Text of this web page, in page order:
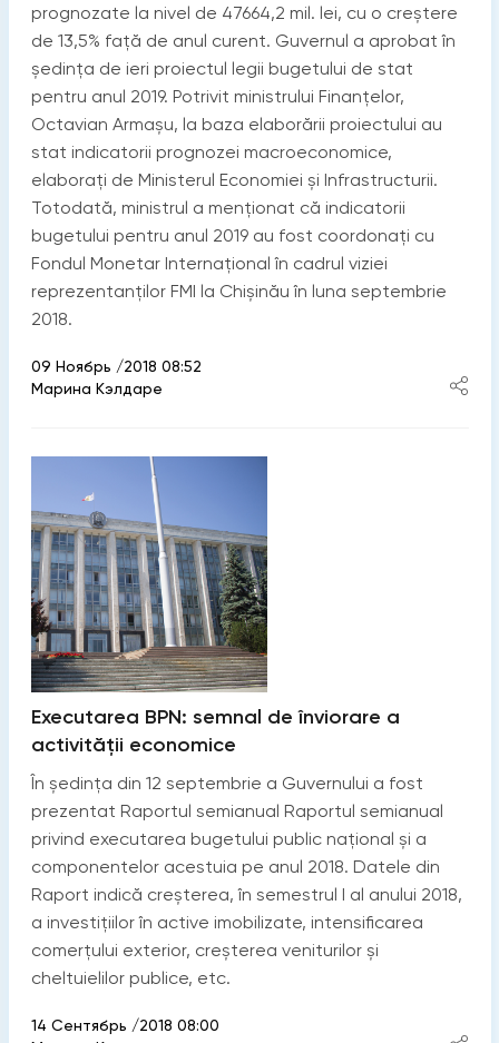
prognozate la nivel de 47664,2 mil. lei, cu o creștere
de 13,5% față de anul curent. Guvernul a aprobat în
ședința de ieri proiectul legii bugetului de stat
pentru anul 2019. Potrivit ministrului Finanțelor,
Octavian Armașu, la baza elaborării proiectului au
stat indicatorii prognozei macroeconomice,
elaborați de Ministerul Economiei și Infrastructurii.
Totodată, ministrul a menționat că indicatorii
bugetului pentru anul 2019 au fost coordonați cu
Fondul Monetar Internațional în cadrul viziei
reprezentanților FMI la Chișinău în luna septembrie
2018.
09 Ноябрь /2018 08:52
Марина Кэлдаре
Executarea BPN: semnal de înviorare a
activităţii economice
În ședința din 12 septembrie a Guvernului a fost
prezentat Raportul semianual Raportul semianual
privind executarea bugetului public național și a
componentelor acestuia pe anul 2018. Datele din
Raport indică creșterea, în semestrul I al anului 2018,
a investițiilor în active imobilizate, intensificarea
comerțului exterior, creșterea veniturilor și
cheltuielilor publice, etc.
14 Сентябрь /2018 08:00